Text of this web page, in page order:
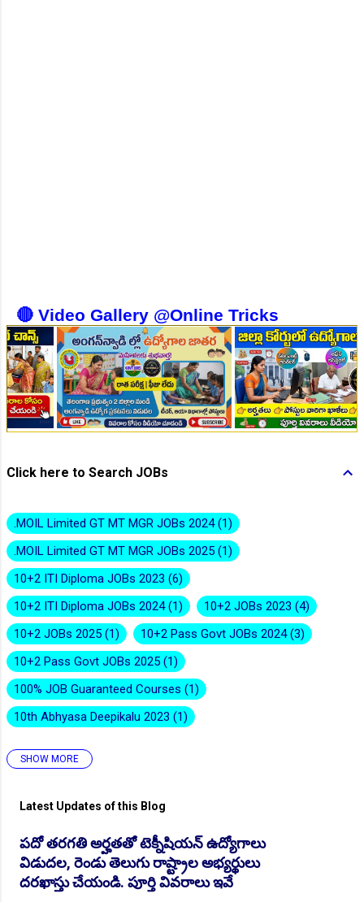
👆Online Applications Ends on 10-August-2026
👆Online Applications Ends on 12-August-2026
🔴 Video Gallery @Online Tricks
Click here to Search JOBs
.MOIL Limited GT MT MGR JOBs 2024 1
.MOIL Limited GT MT MGR JOBs 2025 1
10+2 ITI Diploma JOBs 2023 6
10+2 ITI Diploma JOBs 2024 1 10+2 JOBs 2023 4
10+2 JOBs 2025 1 10+2 Pass Govt JOBs 2024 3
10+2 Pass Govt JOBs 2025 1
100% JOB Guaranteed Courses 1
10th Abhyasa Deepikalu 2023 1
10th Abhyasa Deepikalu 2026-27
10th Inter Degree Jobs 2025 2
10th Inter Degree Jobs 22 6
SHOW MORE
Latest Updates of this Blog
పదో తరగతి అర్హతతో టెక్నీషియన్ ఉద్యోగాలు
విడుదల, రెండు తెలుగు రాష్ట్రాల అభ్యర్థులు
దరఖాస్తు చేయండి. పూర్తి వివరాలు ఇవే